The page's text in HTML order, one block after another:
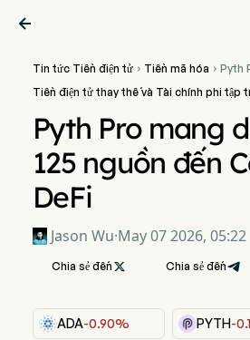

Tin tức Tiền điện tử Tiền mã hóa  Pyth
DeFi
Tiền điện tử thay thế và Tài chính phi tập
Pyth Pro mang
125 nguồn đến
DeFi
Jason Wu·May 07 2026, 05:22
Chia sẻ đến  Chia sẻ đến
ADA-0.90% PYTH-